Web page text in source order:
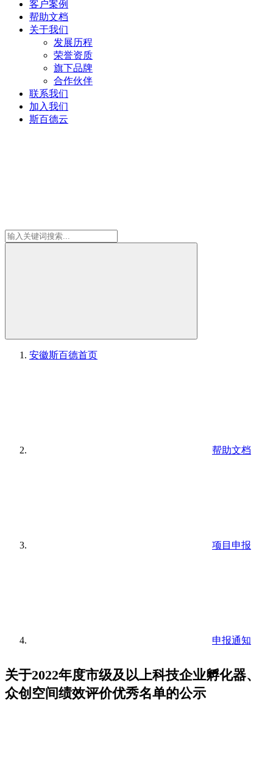
客户案例
帮助文档
关于我们
发展历程
荣誉资质
旗下品牌
合作伙伴
联系我们
加入我们
斯百德云
安徽斯百德首页
帮助文档
项目申报
申报通知
关于2022年度市级及以上科技企业孵化器、
众创空间绩效评价优秀名单的公示